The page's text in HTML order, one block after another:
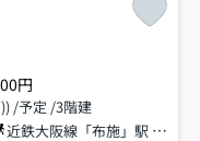
円
/予定 /3階建
近鉄大阪線「布施」駅 徒歩11分